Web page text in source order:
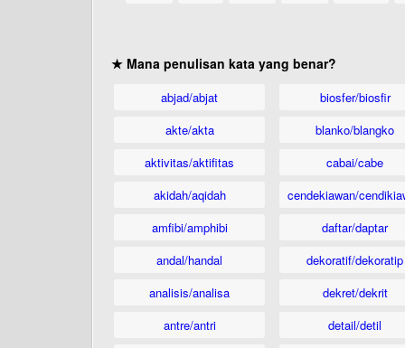
★ Mana penulisan kata yang benar?
abjad/abjat
akte/akta
aktivitas/aktifitas
akidah/aqidah
amfibi/amphibi
andal/handal
analisis/analisa
antre/antri
biosfer/biosfir
blanko/blangko
cabai/cabe
cendekiawan/
daftar/daptar
dekoratif/dekoratip
dekret/dekrit
detail/detil